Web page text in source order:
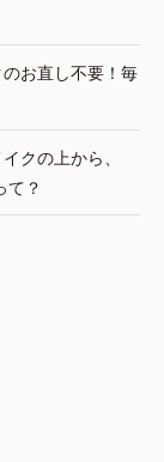
お直し不要！毎
クの上から、
て？